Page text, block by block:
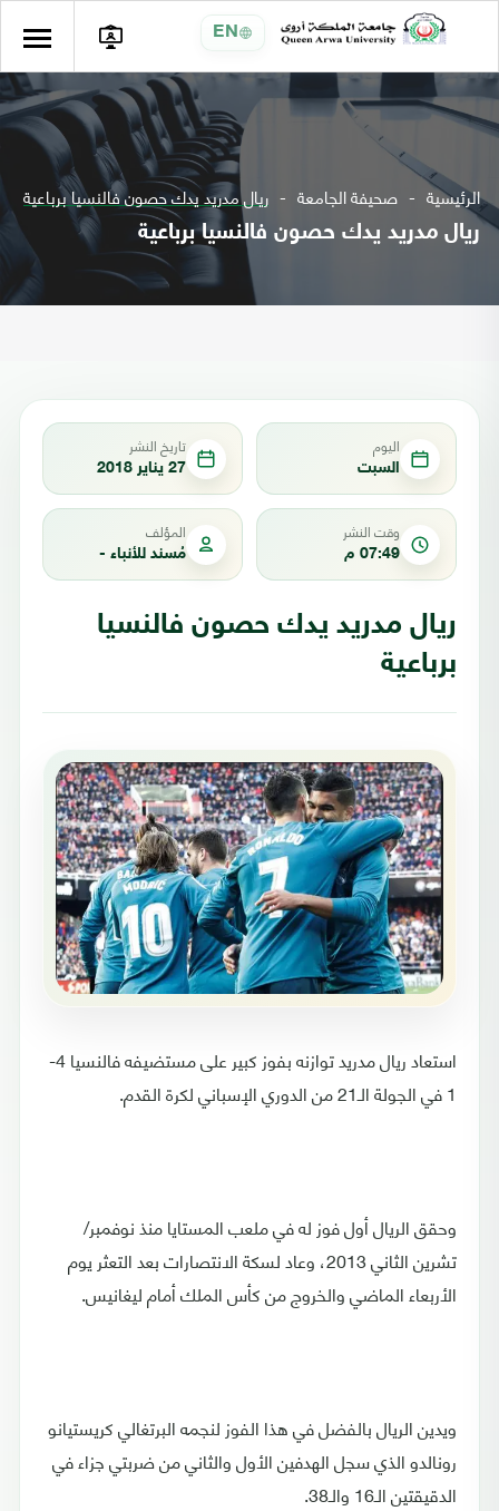
EN
الرئيسية صحيفة الجامعة ريال مدريد يدك حصون فالنسيا برباعية
ريال مدريد يدك حصون فالنسيا برباعية
اليوم
السبت
تاريخ النشر
27 يناير 2018
وقت النشر
07:49 م
المؤلف
مُسند للأنباء -
ريال مدريد يدك حصون فالنسيا
برباعية
استعاد ريال مدريد توازنه بفوز كبير على مستضيفه فالنسيا 4-
1 في الجولة الـ21 من الدوري الإسباني لكرة القدم.
وحقق الريال أول فوز له في ملعب المستايا منذ نوفمبر/
تشرين الثاني 2013، وعاد لسكة الانتصارات بعد التعثر يوم
الأربعاء الماضي والخروج من كأس الملك أمام ليغانيس.
ويدين الريال بالفضل في هذا الفوز لنجمه البرتغالي كريستيانو
رونالدو الذي سجل الهدفين الأول والثاني من ضربتي جزاء في
الدقيقتين الـ16 والـ38.